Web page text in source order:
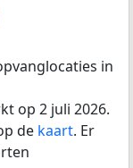
in
op 2 juli 2026.
de kaart. Er